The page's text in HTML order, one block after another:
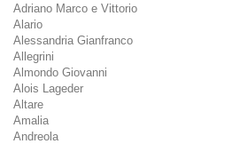
Adriano Marco e Vittorio
Alario
Alessandria Gianfranco
Allegrini
Almondo Giovanni
Alois Lageder
Altare
Amalia
Andreola